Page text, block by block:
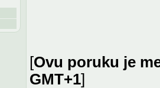
[Ovu poruku je
GMT+1]